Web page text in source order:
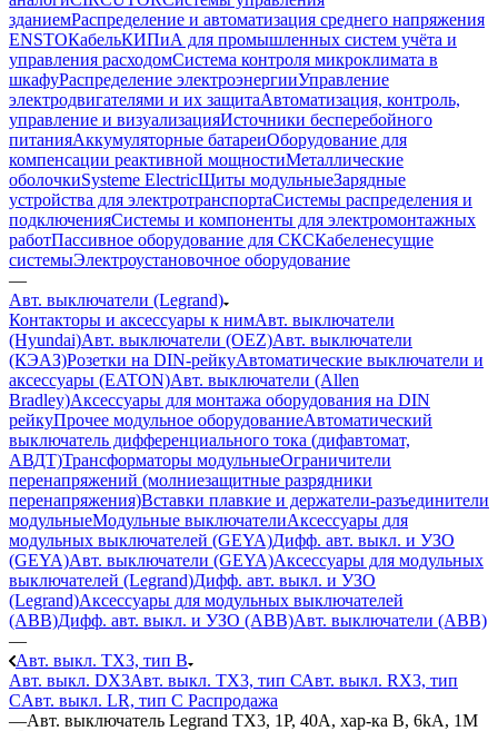
зданиемРаспределение и автоматизация среднего напряжения
ENSTOКабельКИПиА для промышленных систем учёта и
управления расходомСистема контроля микроклимата в
шкафуРаспределение электроэнергииУправление
электродвигателями и их защитаАвтоматизация, контроль,
управление и визуализацияИсточники бесперебойного
питанияАккумуляторные батареиОборудование для
компенсации реактивной мощностиМеталлические
оболочкиSysteme ElectricЩиты модульныеЗарядные
устройства для электротранспортаСистемы распределения и
подключенияСистемы и компоненты для электромонтажных
работПассивное оборудование для СКСКабеленесущие
системыЭлектроустановочное оборудование
—
Авт. выключатели (Legrand)
Контакторы и аксессуары к нимАвт. выключатели
(Hyundai)Авт. выключатели (OEZ)Авт. выключатели
(КЭАЗ)Розетки на DIN-рейкуАвтоматические выключатели и
аксессуары (EATON)Авт. выключатели (Allen
Bradley)Аксессуары для монтажа оборудования на DIN
рейкуПрочее модульное оборудованиеАвтоматический
выключатель дифференциального тока (дифавтомат,
АВДТ)Трансформаторы модульныеОграничители
перенапряжений (молниезащитные разрядники
перенапряжения)Вставки плавкие и держатели-разъединители
модульныеМодульные выключателиАксессуары для
модульных выключателей (GEYA)Дифф. авт. выкл. и УЗО
(GEYA)Авт. выключатели (GEYA)Аксессуары для модульных
выключателей (Legrand)Дифф. авт. выкл. и УЗО
(Legrand)Аксессуары для модульных выключателей
(ABB)Дифф. авт. выкл. и УЗО (ABB)Авт. выключатели (ABB)
—
Авт. выкл. TX3, тип B
Авт. выкл. DX3Авт. выкл. TX3, тип САвт. выкл. RX3, тип
CАвт. выкл. LR, тип С Распродажа
—Авт. выключатель Legrand TX3, 1P, 40A, хар-ка B, 6kA, 1M